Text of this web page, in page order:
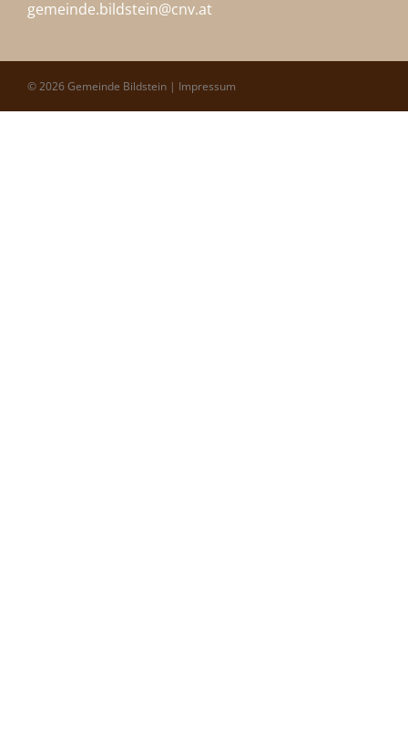
gemeinde.bildstein@cnv.at
© 2026 Gemeinde Bildstein | Impressum